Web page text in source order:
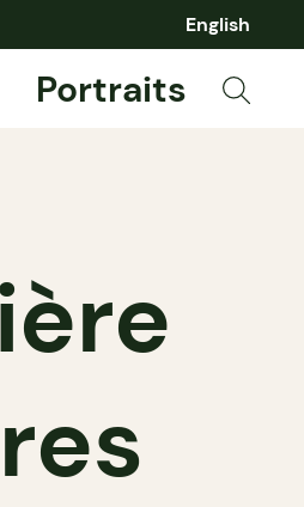
English
Portraits